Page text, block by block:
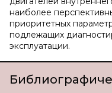
наиболее
приоритетных
подлежащих
эксплуатации.